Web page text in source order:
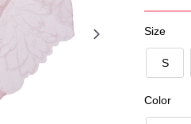
Size
S
Color